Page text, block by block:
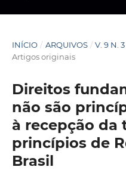
INÍCIO / ARQUIVOS / V. 9 N.
Artigos originais
Direitos
não são
à recepção da
princípios de
Brasil